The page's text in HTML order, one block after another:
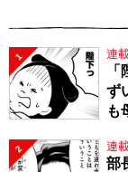
1 連
ず
も
2 連
部